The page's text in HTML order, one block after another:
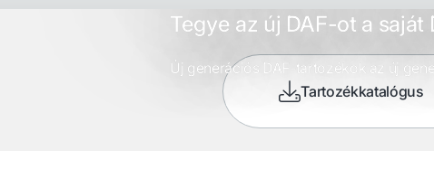
Tegye az új DAF-ot a saját
Új generációs DAF-tartozékok az új
Tartozékkatalógus